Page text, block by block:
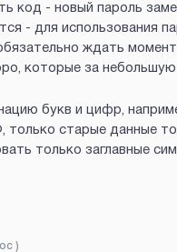
код - новый пароль
- для использования
ждать
которые за
букв и цифр,
старые данные
только заглавные
)